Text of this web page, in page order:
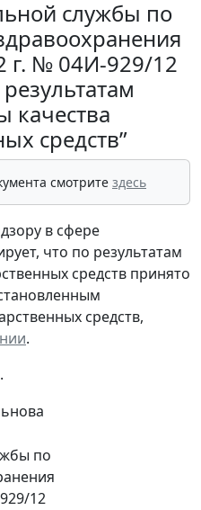
службы по
г. № 04И-929/12
качества
средств”
смотрите здесь
в сфере
что по результатам
средств принято
средств,
.
по
12